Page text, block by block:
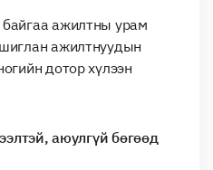
ажилтны урам
ажилтнуудын
дотор хүлээн
аюулгүй бөгөөд